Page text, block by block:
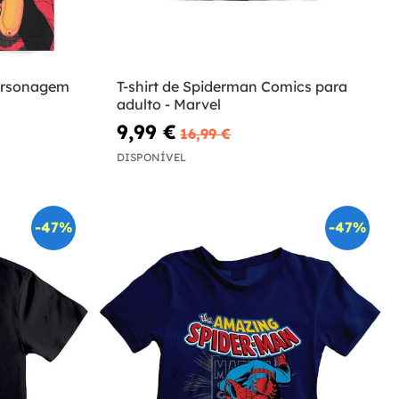
T-shirt de Spiderman Comics para
adulto - Marvel
9,99 € 16,99 €
DISPONÍVEL
-47% -47%